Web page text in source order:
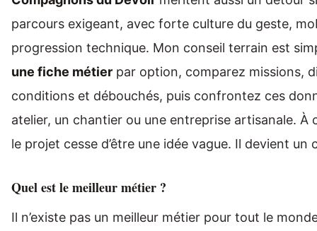
parcours exigeant, avec forte culture du geste,
progression technique. Mon conseil terrain est
une fiche métier par option, comparez missions,
conditions et débouchés, puis confrontez ces
atelier, un chantier ou une entreprise artisanale. À
le projet cesse d’être une idée vague. Il devient un
Quel est le meilleur métier ?
Il n’existe pas un meilleur métier pour tout le